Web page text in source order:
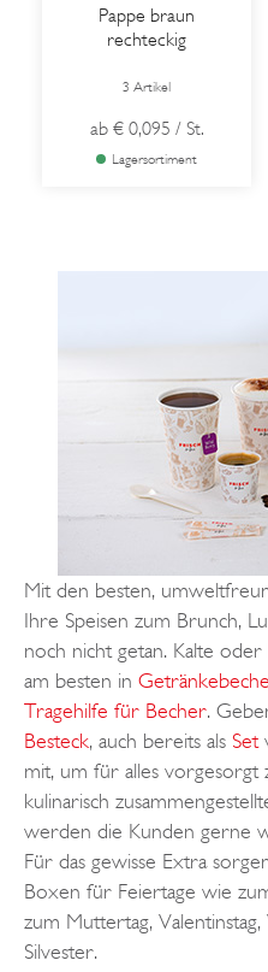
Pappe braun
rechteckig
3 Artikel
ab € 0,095 / St.
Lagersortiment
Mit den besten,
Ihre Speisen zum Brunch,
noch nicht getan. Kalte
am besten in
Tragehilfe für Becher.
Besteck, auch bereits als Set
mit, um für alles vorgesorgt
kulinarisch
werden die Kunden gerne
Für das gewisse Extra
Boxen für Feiertage wie
zum Muttertag,
Silvester.